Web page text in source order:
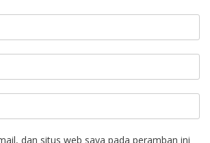
dan situs web saya pada peramban ini